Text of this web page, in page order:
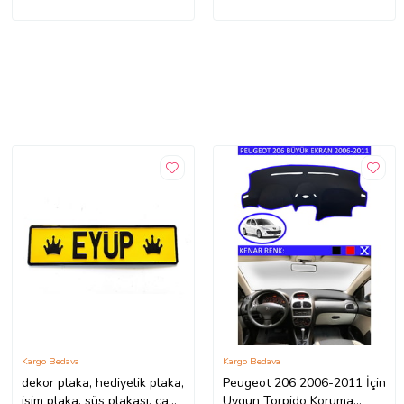
dekor plaka, hediyelik plaka,
Kargo Bedava
Peugeot 206 2006-2011 İçin
Kargo Bedava